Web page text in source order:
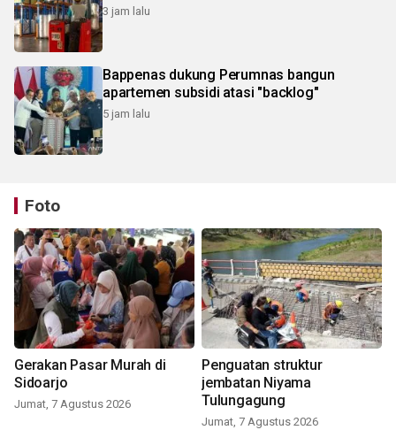
3 jam lalu
Bappenas dukung Perumnas bangun
apartemen subsidi atasi "backlog"
5 jam lalu
Foto
Gerakan Pasar Murah di
Sidoarjo
Jumat, 7 Agustus 2026
Penguatan struktur
jembatan Niyama
Tulungagung
Jumat, 7 Agustus 2026